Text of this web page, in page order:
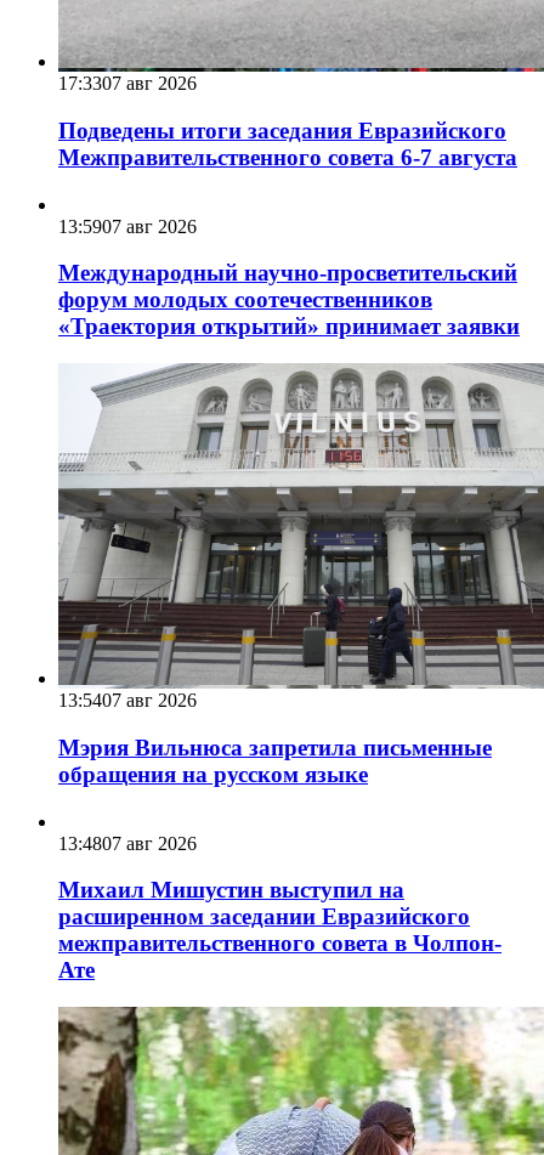
17:3307 авг 2026
Подведены итоги заседания Евразийского
Межправительственного совета 6-7 августа
13:5907 авг 2026
Международный научно-просветительский
форум молодых соотечественников
«Траектория открытий» принимает заявки
13:5407 авг 2026
Мэрия Вильнюса запретила письменные
обращения на русском языке
13:4807 авг 2026
Михаил Мишустин выступил на
расширенном заседании Евразийского
межправительственного совета в Чолпон-
Ате